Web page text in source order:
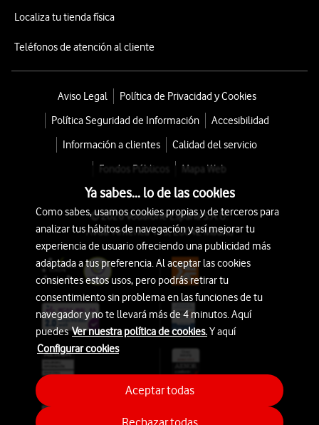
Localiza tu tienda física
Teléfonos de atención al cliente
Aviso Legal
Política de Privacidad y Cookies
Política Seguridad de Información
Accesibilidad
Información a clientes
Calidad del servicio
Fondos Públicos
Mapa Web
© 2026 Vodafone España S.A.U.
Avda. América 115, 28042 Madrid
Ya sabes... lo de las cookies
Como sabes, usamos cookies propias y de terceros para
analizar tus hábitos de navegación y así mejorar tu
experiencia de usuario ofreciendo una publicidad más
adaptada a tus preferencia. Al aceptar las cookies
consientes estos usos, pero podrás retirar tu
consentimiento sin problema en las funciones de tu
navegador y no te llevará más de 4 minutos. Aquí
puedesVer nuestra política de cookies.Y aquí
Configurar cookies
Rechazar todas
Aceptar todas